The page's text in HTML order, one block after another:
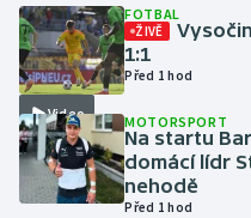
Moderní pětiboj
Motorsport
Olympijské hry
Video
FOTBAL
ŽIVĚ
1:1
Před 1 hod
MOTORSPORT
Na startu
domácí lídr
nehodě
Před 1 hod